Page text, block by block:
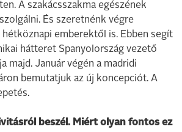
A szakácsszakma egészének
És szeretnénk végre
emberektől is. Ebben segít
hátteret Spanyolország vezető
majd. Január végén a madridi
bemutatjuk az új koncepciót. A
beszél. Miért olyan fontos ez